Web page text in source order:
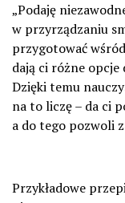
„Podaję
w przyrządzaniu
przygotować
dają ci różne
Dzięki temu
na to liczę – da ci
a do tego pozwoli
Przykładowe